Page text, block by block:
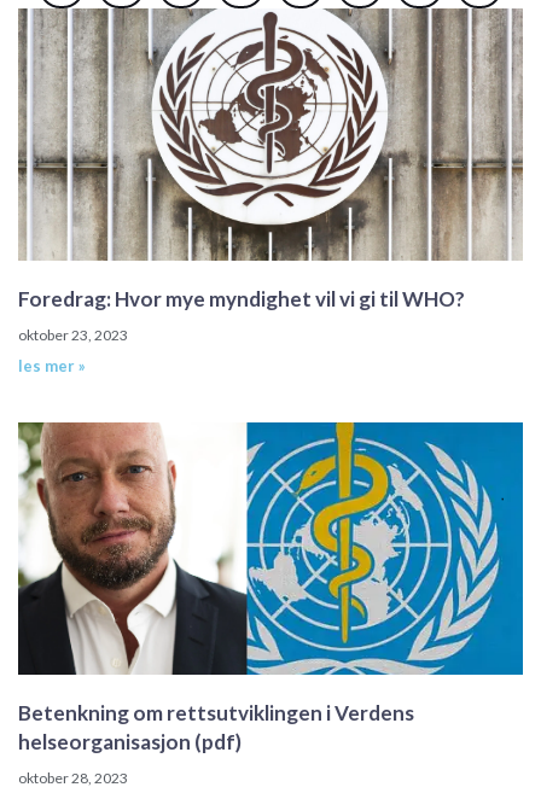
Foredrag: Hvor mye myndighet vil vi gi til WHO?
oktober 23, 2023
les mer »
Betenkning om rettsutviklingen i Verdens
helseorganisasjon (pdf)
oktober 28, 2023